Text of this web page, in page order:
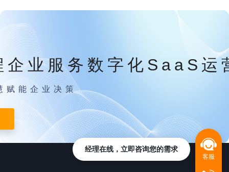
企业服务数字化SaaS运
赋能企业决策
客服
经理在线，立即咨询您的需求